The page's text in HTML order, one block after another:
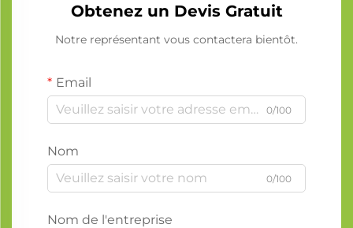
Obtenez un Devis Gratuit
Notre représentant vous contactera bientôt.
Email
0/100
Nom
0/100
Nom de l'entreprise